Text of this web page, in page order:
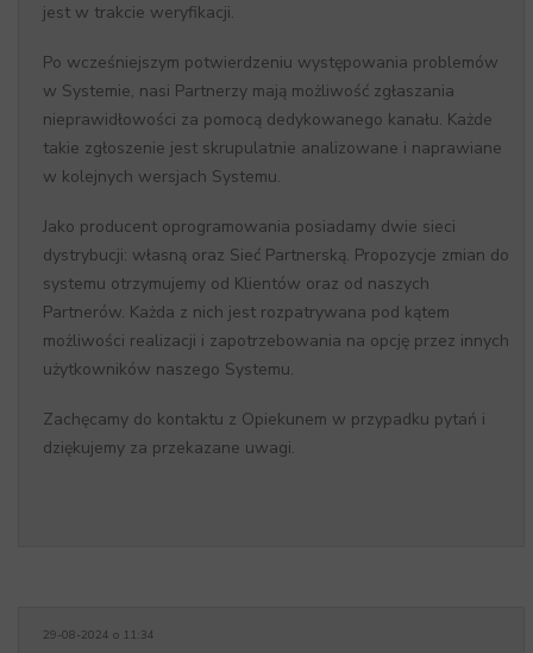
jest w trakcie weryfikacji.
Po wcześniejszym potwierdzeniu występowania problemów
w Systemie, nasi Partnerzy mają możliwość zgłaszania
nieprawidłowości za pomocą dedykowanego kanału. Każde
takie zgłoszenie jest skrupulatnie analizowane i naprawiane
w kolejnych wersjach Systemu.
Jako producent oprogramowania posiadamy dwie sieci
dystrybucji: własną oraz Sieć Partnerską. Propozycje zmian do
systemu otrzymujemy od Klientów oraz od naszych
Partnerów. Każda z nich jest rozpatrywana pod kątem
możliwości realizacji i zapotrzebowania na opcję przez innych
użytkowników naszego Systemu.
Zachęcamy do kontaktu z Opiekunem w przypadku pytań i
dziękujemy za przekazane uwagi.
29-08-2024 o 11:34